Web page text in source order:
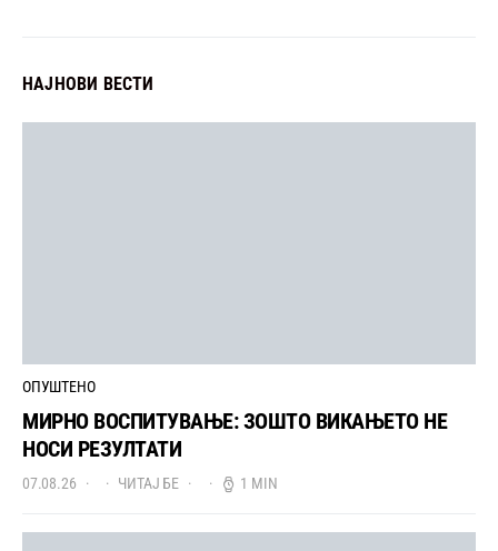
НАЈНОВИ ВЕСТИ
ОПУШТЕНО
МИРНО ВОСПИТУВАЊЕ: ЗОШТО ВИКАЊЕТО НЕ
НОСИ РЕЗУЛТАТИ
07.08.26 ЧИТАЈ БЕ 1 MIN